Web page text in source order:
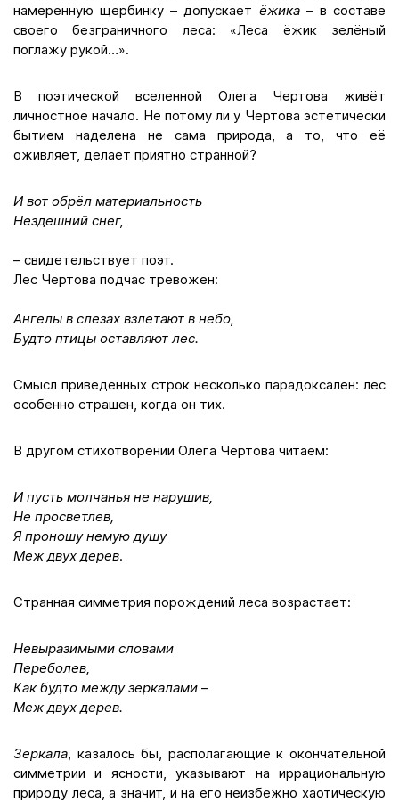
намеренную щербинку – допускает ёжика– в составе
своего безграничного леса: «Леса ёжик зелёный
поглажу рукой…».
В поэтической вселенной Олега Чертова живёт
личностное начало. Не потому ли у Чертова эстетически
бытием наделена не сама природа, а то, что её
оживляет, делает приятно странной?
И вот обрёл материальность
Нездешний снег,
– свидетельствует поэт.
Лес Чертова подчас тревожен:
Ангелы в слезах взлетают в небо,
Будто птицы оставляют лес.
Смысл приведенных строк несколько парадоксален: лес
особенно страшен, когда он тих.
В другом стихотворении Олега Чертова читаем:
И пусть молчанья не нарушив,
Не просветлев,
Я проношу немую душу
Меж двух дерев.
Странная симметрия порождений леса возрастает:
Невыразимыми словами
Переболев,
Как будто между зеркалами –
Меж двух дерев.
Зеркала , казалось бы, располагающие к окончательной
симметрии и ясности, указывают на иррациональную
природу леса, а значит, и на его неизбежно хаотическую